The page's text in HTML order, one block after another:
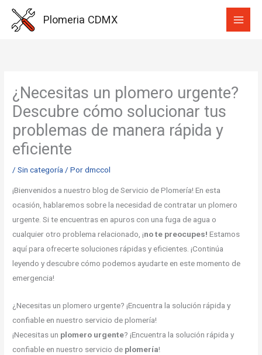
Plomeria CDMX
¿Necesitas un plomero urgente?
Descubre cómo solucionar tus
problemas de manera rápida y
eficiente
/Sin categoría / Pordmccol
¡Bienvenidos a nuestro blog de Servicio de Plomería! En esta
ocasión, hablaremos sobre la necesidad de contratar un plomero
urgente. Si te encuentras en apuros con una fuga de agua o
cualquier otro problema relacionado, ¡no te preocupes! Estamos
aquí para ofrecerte soluciones rápidas y eficientes. ¡Continúa
leyendo y descubre cómo podemos ayudarte en este momento de
emergencia!
¿Necesitas un plomero urgente? ¡Encuentra la solución rápida y
confiable en nuestro servicio de plomería!
¡Necesitas un plomero urgente? ¡Encuentra la solución rápida y
confiable en nuestro servicio de plomería!